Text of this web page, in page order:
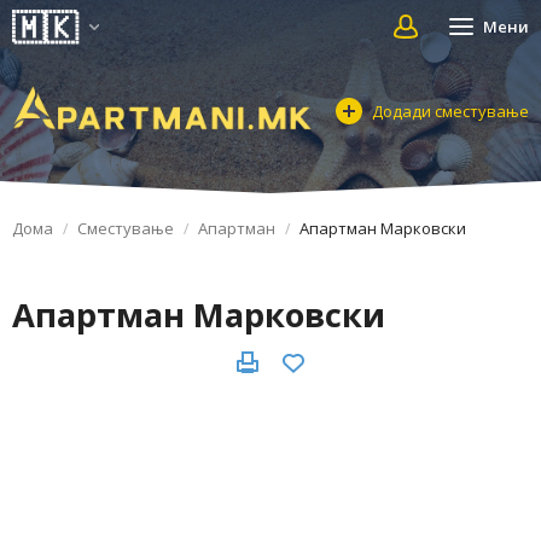
Мени
Додади сместување
Дома Сместување Апартман Апартман Марковски
Апартман Марковски